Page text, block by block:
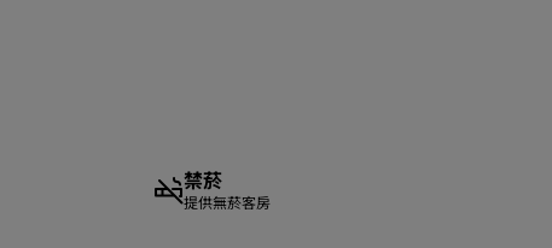
禁菸
提供無菸客房